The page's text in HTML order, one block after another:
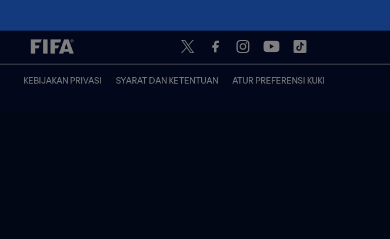
KEBIJAKAN PRIVASI SYARAT DAN KETENTUAN ATUR PREFERENSI KUKI